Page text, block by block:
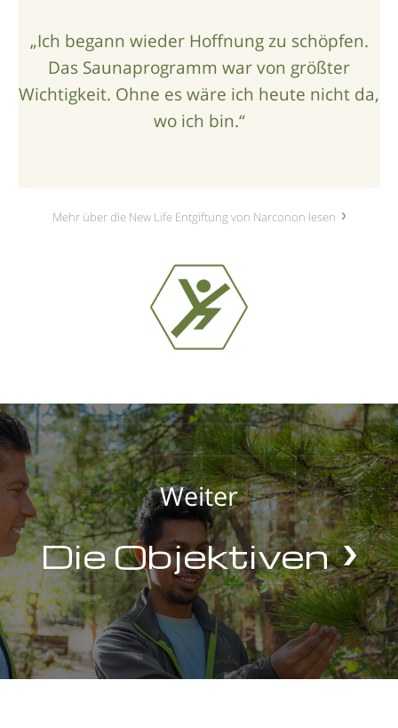
„Ich begann wieder Hoffnung zu schöpfen.
Das Saunaprogramm war von größter
Wichtigkeit. Ohne es wäre ich heute nicht da,
wo ich bin.“
Mehr über die New Life Entgiftung von Narconon lesen
Weiter
Die Objektiven